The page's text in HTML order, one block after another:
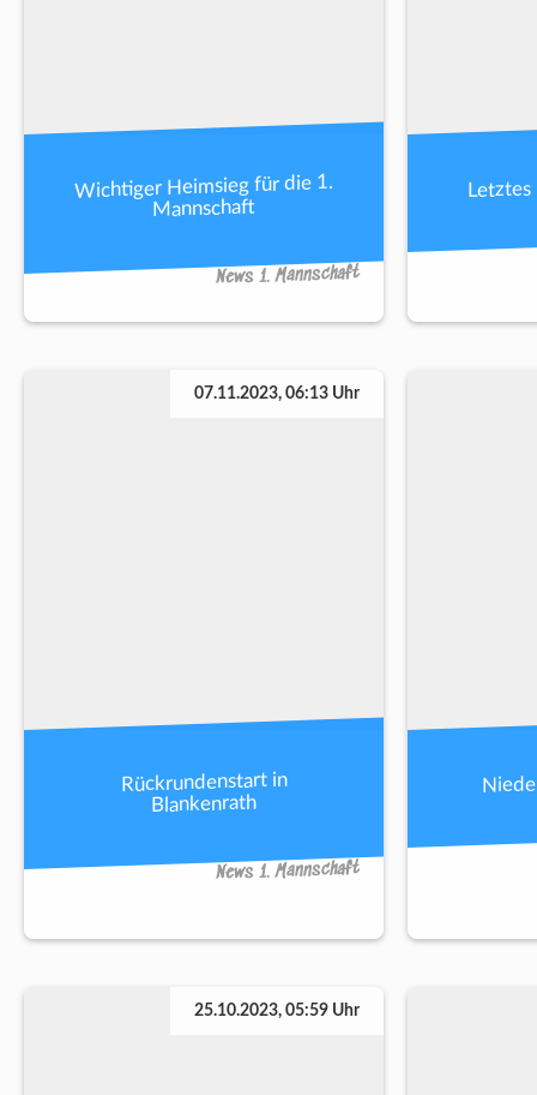
Wichtiger Heimsieg für die 1.
Mannschaft
News 1. Mannschaft
Letztes
07.11.2023, 06:13 Uhr
Rückrundenstart in
Blankenrath
News 1. Mannschaft
25.10.2023, 05:59 Uhr